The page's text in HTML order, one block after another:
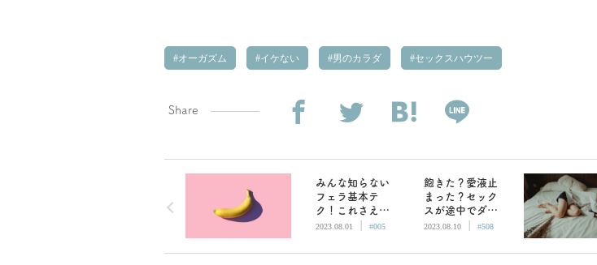
オーガズム イケない 男のカラダ セックスハウツー
Share
みんな知らない
フェラ基本テ
ク！これさえや
ればOKなポイン
2023.08.01 | #005
飽きた？愛液止
まった？セック
スが途中でダル
くなった時の終
BETSY
2023.08.10 | #508